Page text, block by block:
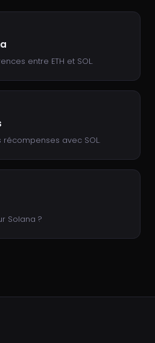
entre ETH et SOL.
avec SOL.
Solana ?